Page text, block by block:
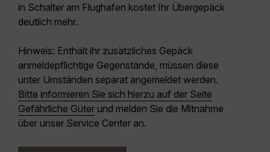
in Schalter am Flughafen kostet Ihr Übergepäck
deutlich mehr.
Hinweis: Enthält ihr zusätzliches Gepäck
anmeldepflichtige Gegenstände, müssen diese
unter Umständen separat angemeldet werden.
Bitte informieren Sie sich hierzu auf der Seite
Gefährliche Güter und melden Sie die Mitnahme
über unser Service Center an.